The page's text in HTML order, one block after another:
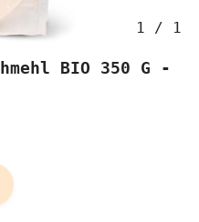
1 / 1
BIO 350 G -